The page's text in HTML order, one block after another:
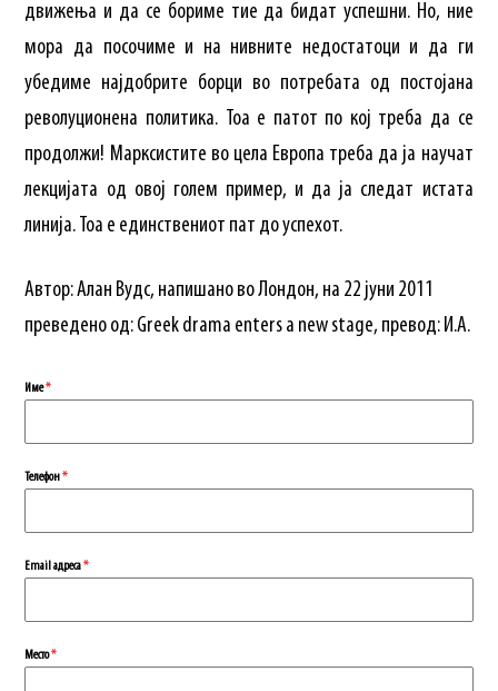
движења и да се бориме тие да бидат успешни. Но, ние
мора да посочиме и на нивните недостатоци и да ги
убедиме најдобрите борци во потребата од постојана
револуционена политика. Тоа е патот по кој треба да се
продолжи! Марксистите во цела Европа треба да ја научат
лекцијата од овој голем пример, и да ја следат истата
линија. Тоа е единствениот пат до успехот.
Автор: Алан Вудс, напишано во Лондон, на 22 јуни 2011
преведено од: Greek drama enters a new stage, превод: И.A.
Име*
Телефон*
Еmail адреса*
Место*